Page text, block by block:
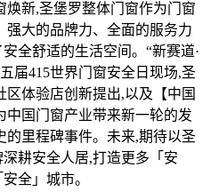
新,圣堡罗整体门窗作为门窗
强大的品牌力、全面的服务力
全舒适的生活空间。“新赛道·
届415世界门窗安全日现场,圣
体验店创新提出,以及【中国
中国门窗产业带来新一轮的发
的里程碑事件。未来,期待以圣
耕安全人居,打造更多「安
全」城市。